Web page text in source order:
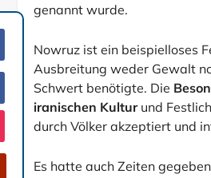
genannt wurde.
Nowruz ist ein beispielloses
Ausbreitung weder Gewalt
Schwert benötigte. Die
iranischen Kulturund
durch Völker akzeptiert und
Es hatte auch Zeiten